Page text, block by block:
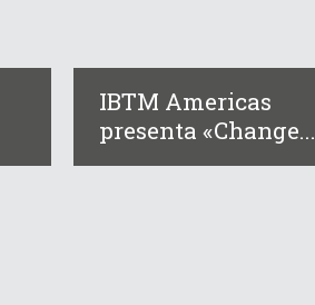
IBTM Americas
presenta «Change...